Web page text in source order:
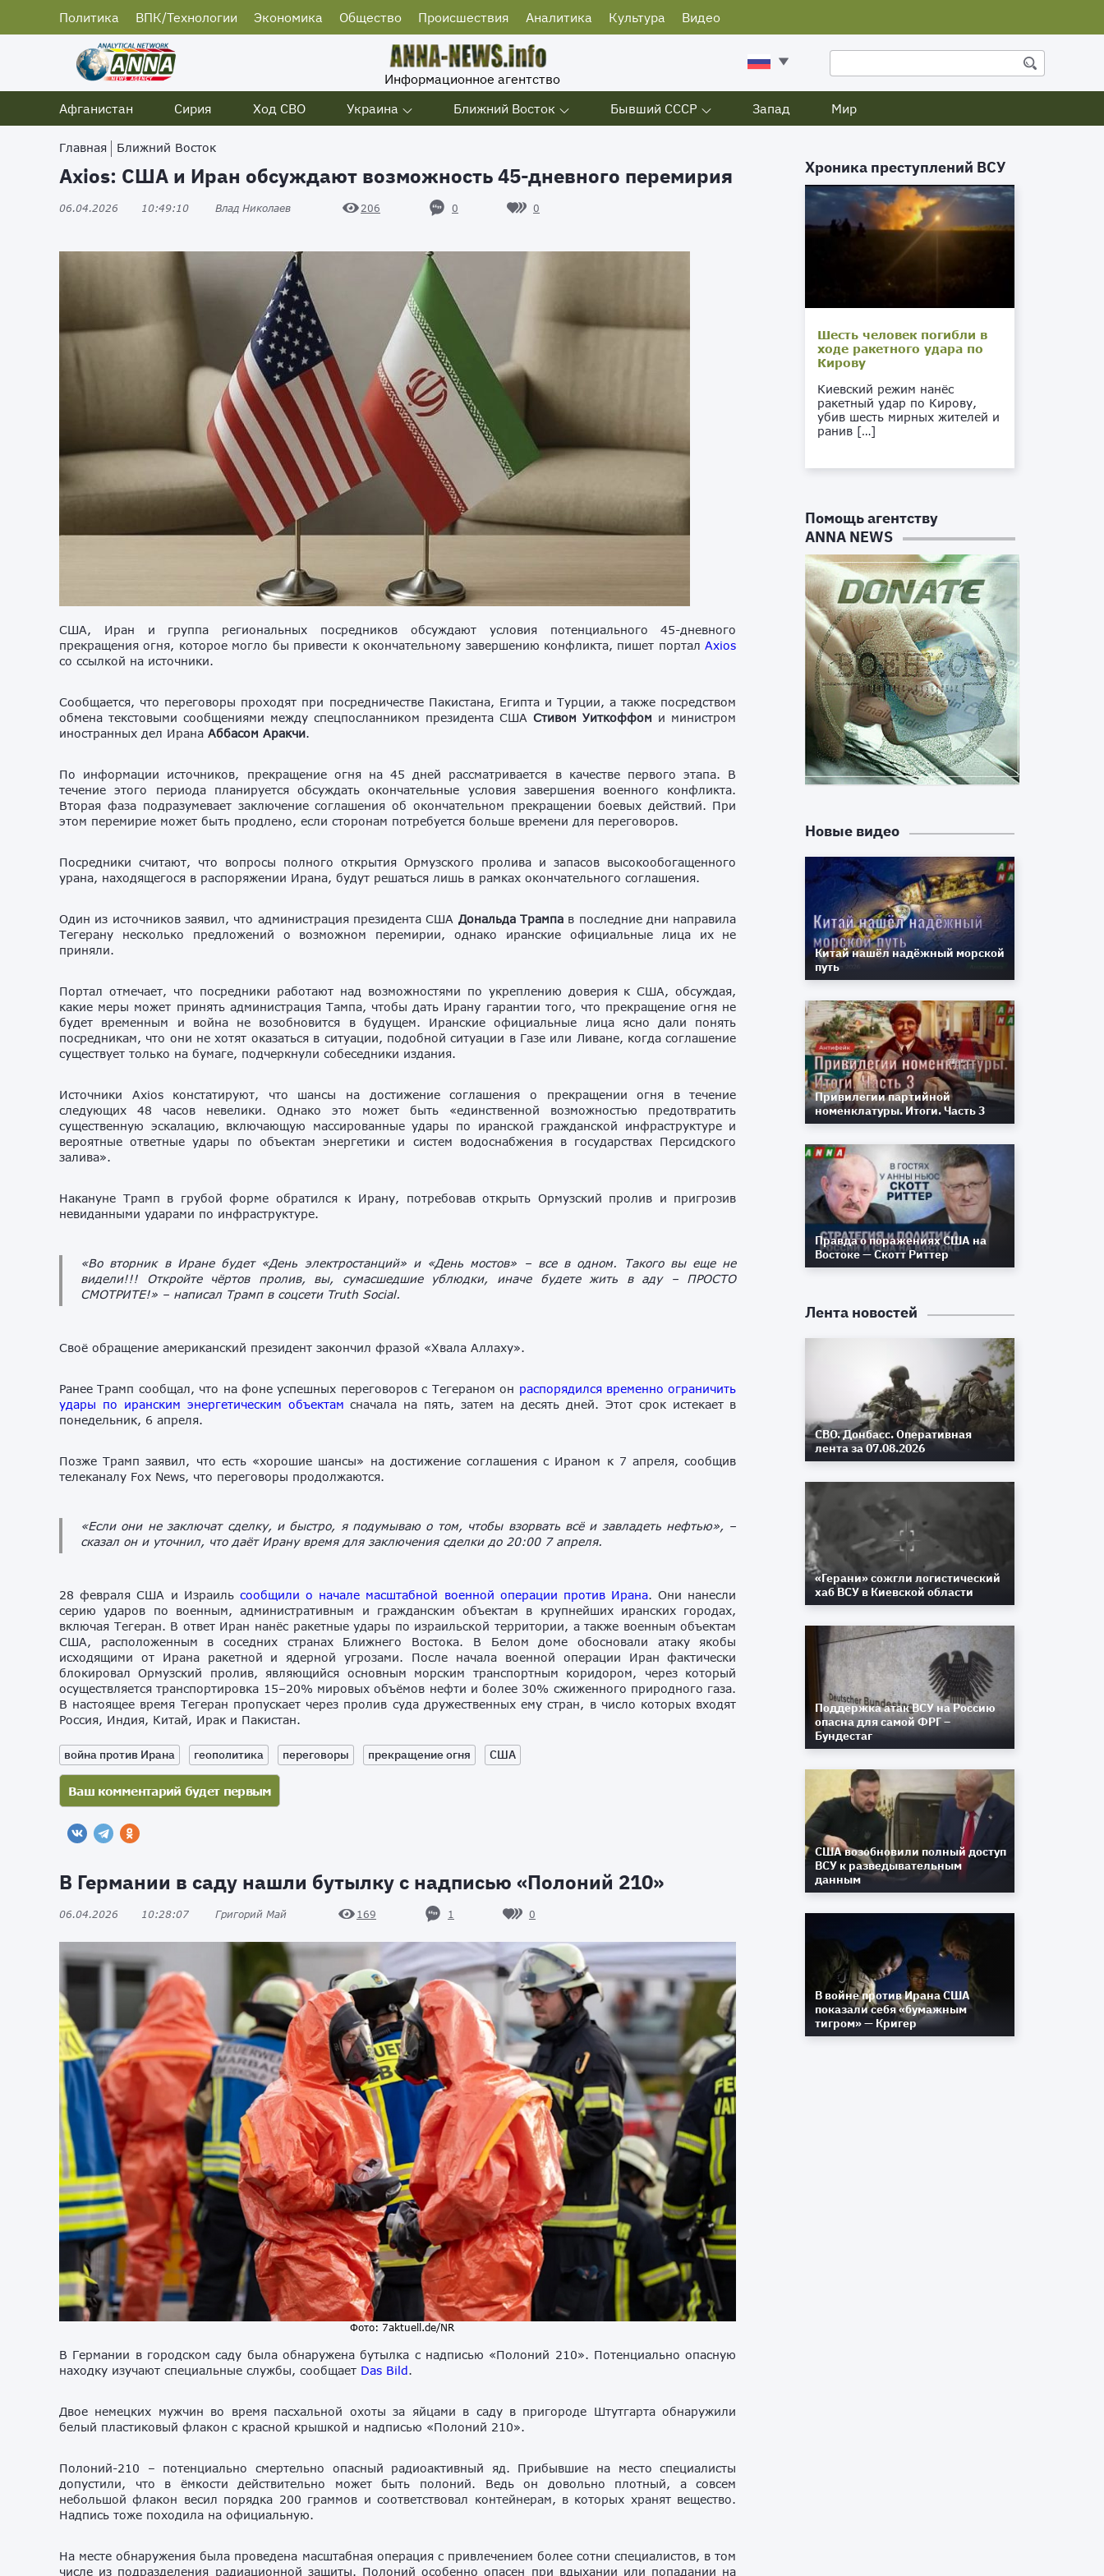
Политика ВПК/Технологии Экономика Общество Происшествия Аналитика Культура Видео
Информационное агентство
Афганистан
Сирия Ход СВО Украина Ближний Восток Бывший СССР Запад Мир
Главная Ближний Восток
Axios: США и Иран обсуждают возможность 45-дневного перемирия
06.04.2026 10:49:10 Влад Николаев 206 0 0
США, Иран и группа региональных посредников обсуждают условия потенциального 45-дневного
прекращения огня, которое могло бы привести к окончательному завершению конфликта, пишет порталAxios
со ссылкой на источники.
Сообщается, что переговоры проходят при посредничестве Пакистана, Египта и Турции, а также посредством
обмена текстовыми сообщениями между спецпосланником президента СШАСтивом Уиткоффом и министром
иностранных дел Ирана Аббасом Аракчи.
По информации источников, прекращение огня на 45 дней рассматривается в качестве первого этапа. В
течение этого периода планируется обсуждать окончательные условия завершения военного конфликта.
Вторая фаза подразумевает заключение соглашения об окончательном прекращении боевых действий. При
этом перемирие может быть продлено, если сторонам потребуется больше времени для переговоров.
Посредники считают, что вопросы полного открытия Ормузского пролива и запасов высокообогащенного
урана, находящегося в распоряжении Ирана, будут решаться лишь в рамках окончательного соглашения.
Один из источников заявил, что администрация президента США Дональда Трампа в последние дни направила
Тегерану несколько предложений о возможном перемирии, однако иранские официальные лица их не
приняли.
Портал отмечает, что посредники работают над возможностями по укреплению доверия к США, обсуждая,
какие меры может принять администрация Тампа, чтобы дать Ирану гарантии того, что прекращение огня не
будет временным и война не возобновится в будущем. Иранские официальные лица ясно дали понять
посредникам, что они не хотят оказаться в ситуации, подобной ситуации в Газе или Ливане, когда соглашение
существует только на бумаге, подчеркнули собеседники издания.
Источники Axios констатируют, что шансы на достижение соглашения о прекращении огня в течение
следующих 48 часов невелики. Однако это может быть «единственной возможностью предотвратить
существенную эскалацию, включающую массированные удары по иранской гражданской инфраструктуре и
вероятные ответные удары по объектам энергетики и систем водоснабжения в государствах Персидского
залива».
Накануне Трамп в грубой форме обратился к Ирану, потребовав открыть Ормузский пролив и пригрозив
невиданными ударами по инфраструктуре.
«Во вторник в Иране будет «День электростанций» и «День мостов» – все в одном. Такого вы еще не
видели!!! Откройте чёртов пролив, вы, сумасшедшие ублюдки, иначе будете жить в аду – ПРОСТО
СМОТРИТЕ!» – написал Трамп в соцсети Truth Social.
Своё обращение американский президент закончил фразой «Хвала Аллаху».
Ранее Трамп сообщал, что на фоне успешных переговоров с Тегераном он распорядился временно ограничить
удары по иранским энергетическим объектам сначала на пять, затем на десять дней. Этот срок истекает в
понедельник, 6 апреля.
Позже Трамп заявил, что есть «хорошие шансы» на достижение соглашения с Ираном к 7 апреля, сообщив
телеканалу Fox News, что переговоры продолжаются.
«Если они не заключат сделку, и быстро, я подумываю о том, чтобы взорвать всё и завладеть нефтью», –
сказал он и уточнил, что даёт Ирану время для заключения сделки до 20:00 7 апреля.
28 февраля США и Израиль сообщили о начале масштабной военной операции против Ирана. Они нанесли
серию ударов по военным, административным и гражданским объектам в крупнейших иранских городах,
включая Тегеран. В ответ Иран нанёс ракетные удары по израильской территории, а также военным объектам
США, расположенным в соседних странах Ближнего Востока. В Белом доме обосновали атаку якобы
исходящими от Ирана ракетной и ядерной угрозами. После начала военной операции Иран фактически
блокировал Ормузский пролив, являющийся основным морским транспортным коридором, через который
осуществляется транспортировка 15–20% мировых объёмов нефти и более 30% сжиженного природного газа.
В настоящее время Тегеран пропускает через пролив суда дружественных ему стран, в число которых входят
Россия, Индия, Китай, Ирак и Пакистан.
война против Ирана геополитика переговоры прекращение огня США
В Германии в саду нашли бутылку с надписью «Полоний 210»
06.04.2026 10:28:07 Григорий Май 169 1 0
Фото: 7aktuell.de/NR
В Германии в городском саду была обнаружена бутылка с надписью «Полоний 210». Потенциально опасную
находку изучают специальные службы, сообщает Das Bild.
Двое немецких мужчин во время пасхальной охоты за яйцами в саду в пригороде Штутгарта обнаружили
белый пластиковый флакон с красной крышкой и надписью «Полоний 210».
Полоний-210 – потенциально смертельно опасный радиоактивный яд. Прибывшие на место специалисты
допустили, что в ёмкости действительно может быть полоний. Ведь он довольно плотный, а совсем
небольшой флакон весил порядка 200 граммов и соответствовал контейнерам, в которых хранят вещество.
Надпись тоже походила на официальную.
На месте обнаружения была проведена масштабная операция с привлечением более сотни специалистов, в том
числе из подразделения радиационной защиты. Полоний особенно опасен при вдыхании или попадании на
Хроника преступлений ВСУ
Шесть человек погибли в
ходе ракетного удара по
Кирову
Киевский режим нанёс
ракетный удар по Кирову,
убив шесть мирных жителей и
ранив […]
Помощь агентству
ANNA NEWS
Новые видео
Китай нашёл надёжный морской
путь
Привилегии партийной
номенклатуры. Итоги. Часть 3
Правда о поражениях США на
Востоке — Скотт Риттер
Лента новостей
СВО. Донбасс. Оперативная
лента за 07.08.2026
«Герани» сожгли логистический
хаб ВСУ в Киевской области
Поддержка атак ВСУ на Россию
опасна для самой ФРГ –
Бундестаг
США возобновили полный доступ
ВСУ к разведывательным
данным
В войне против Ирана США
показали себя «бумажным
тигром» — Кригер